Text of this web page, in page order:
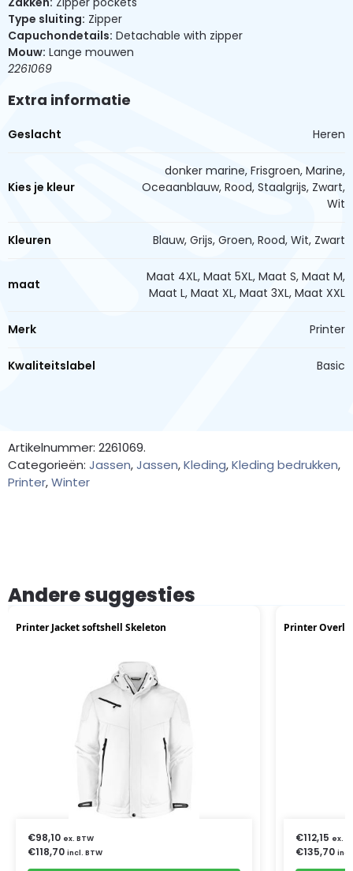
Type sluiting: Zipper
Capuchondetails: Detachable with zipper
Mouw: Lange mouwen
2261069
Extra informatie
Geslacht Heren
Kies je kleur
donker marine, Frisgroen, Marine,
Oceaanblauw, Rood, Staalgrijs, Zwart,
Wit
Kleuren Blauw, Grijs, Groen, Rood, Wit, Zwart
maat
Maat 4XL, Maat 5XL, Maat S, Maat M,
Maat L, Maat XL, Maat 3XL, Maat XXL
Merk Printer
Kwaliteitslabel Basic
Artikelnummer: 2261069.
Categorieën: Jassen,Jassen,Kleding,Kleding bedrukken,
Printer,Winter
Andere suggesties
Printer Jacket softshell Skeleton
€98,10 ex. BTW
€118,70 incl. BTW
Printer
€112,15 ex.
€135,70